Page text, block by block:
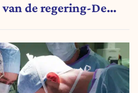
de regering-De